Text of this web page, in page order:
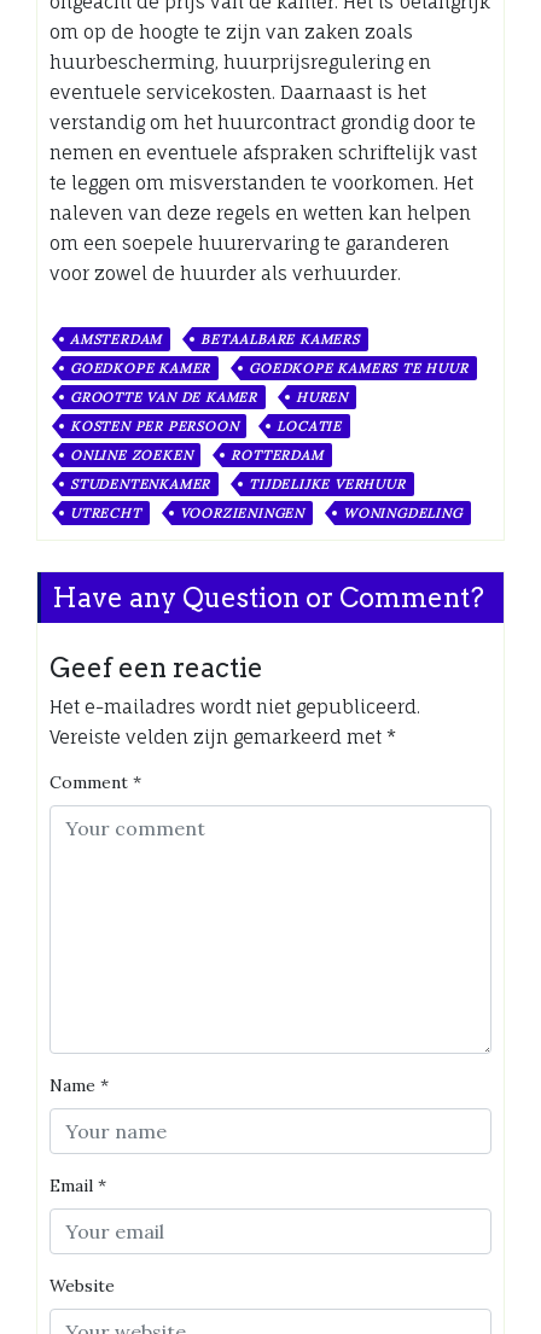
om op de hoogte te zijn van zaken zoals
huurbescherming, huurprijsregulering en
eventuele servicekosten. Daarnaast is het
verstandig om het huurcontract grondig door te
nemen en eventuele afspraken schriftelijk vast
te leggen om misverstanden te voorkomen. Het
naleven van deze regels en wetten kan helpen
om een soepele huurervaring te garanderen
voor zowel de huurder als verhuurder.
AMSTERDAM
BETAALBARE KAMERS
GOEDKOPE KAMER
GOEDKOPE KAMERS TE HUUR
GROOTTE VAN DE KAMER
HUREN
KOSTEN PER PERSOON
LOCATIE
ONLINE ZOEKEN
ROTTERDAM
STUDENTENKAMER
TIJDELIJKE VERHUUR
UTRECHT
VOORZIENINGEN WONINGDELING
Have any Question or Comment?
Geef een reactie
Het e-mailadres wordt niet gepubliceerd.
Vereiste velden zijn gemarkeerd met *
Comment *
Name *
Email *
Website